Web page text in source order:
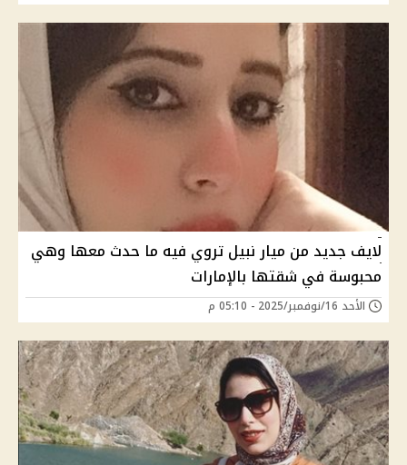
لايف جديد من ميار نبيل تروي فيه ما حدث معها وهي
محبوسة في شقتها بالإمارات
الأحد 16/نوفمبر/2025 - 05:10 م